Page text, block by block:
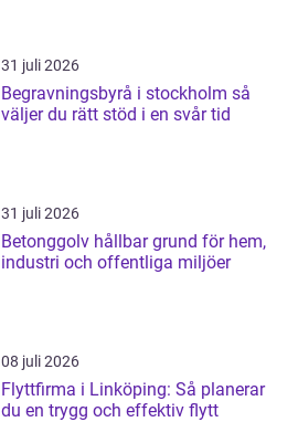
31 juli 2026
Begravningsbyrå i stockholm så
väljer du rätt stöd i en svår tid
31 juli 2026
Betonggolv hållbar grund för hem,
industri och offentliga miljöer
08 juli 2026
Flyttfirma i Linköping: Så planerar
du en trygg och effektiv flytt